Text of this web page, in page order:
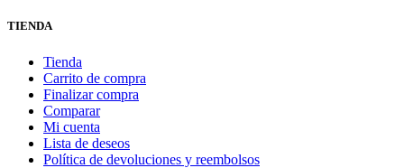
TIENDA
Tienda
Carrito de compra
Finalizar compra
Comparar
Mi cuenta
Lista de deseos
Política de devoluciones y reembolsos